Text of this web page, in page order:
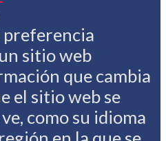
preferencia
sitio web
que cambia
el sitio web se
como su idioma